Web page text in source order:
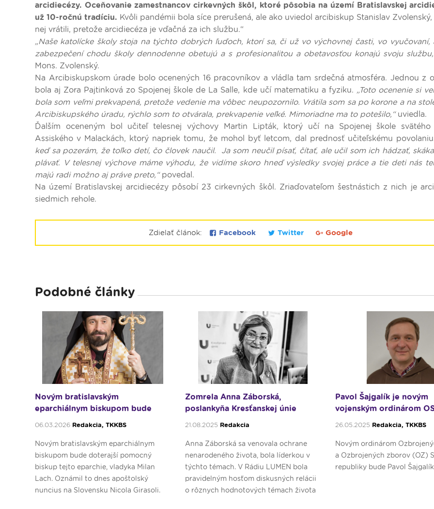
arcidiecézy. Oceňovanie zamestnancov cirkevných škôl, ktoré pôsobia na území Bratislavskej
už 10-ročnú tradíciu. Kvôli pandémii bola síce prerušená, ale ako uviedol arcibiskup Stanislav
nej vrátili, pretože arcidiecéza je vďačná za ich službu.“
„Naše katolícke školy stoja na týchto dobrých ľuďoch, ktorí sa, či už vo výchovnej časti, vo vyučovaní,
zabezpečení chodu školy dennodenne obetujú a s profesionalitou a obetavosťou konajú svoju
Mons. Zvolenský.
Na Arcibiskupskom úrade bolo ocenených 16 pracovníkov a vládla tam srdečná atmosféra. Jednou z
bola aj Zora Pajtinková zo Spojenej škole de La Salle, kde učí matematiku a fyziku. „Toto ocenenie si
bola som veľmi prekvapená, pretože vedenie ma vôbec neupozornilo. Vrátila som sa po korone a na
Arcibiskupského úradu, rýchlo som to otvárala, prekvapenie veľké. Mimoriadne ma to potešilo,“uviedla.
Ďalším oceneným bol učiteľ telesnej výchovy Martin Lipták, ktorý učí na Spojenej škole svätého
Assiského v Malackách, ktorý napriek tomu, že mohol byť letcom, dal prednosť učiteľskému
keď sa pozerám, že toľko detí, čo človek naučil. Ja som neučil písať, čítať, ale učil som ich hádzať,
plávať. V telesnej výchove máme výhodu, že vidíme skoro hneď výsledky svojej práce a tie deti nás
majú radi možno aj práve preto,“povedal.
Na území Bratislavskej arcidiecézy pôsobí 23 cirkevných škôl. Zriaďovateľom šestnástich z nich je
siedmich rehole.
Zdielať článok: Facebook Twitter Google
Podobné články
Novým bratislavským
eparchiálnym biskupom bude
06.03.2026 Redakcia, TKKBS
Novým bratislavským eparchiálnym
biskupom bude doterajší pomocný
biskup tejto eparchie, vladyka Milan
Lach. Oznámil to dnes apoštolský
nuncius na Slovensku Nicola Girasoli.
Zomrela Anna Záborská,
poslankyňa Kresťanskej únie
21.08.2025 Redakcia
Anna Záborská sa venovala ochrane
nenarodeného života, bola líderkou v
týchto témach. V Rádiu LUMEN bola
pravidelným hosťom diskusných relácii
o rôznych hodnotových témach života
Pavol Šajgalík je novým
vojenským ordinárom
26.05.2025 Redakcia, TKKBS
Novým ordinárom
a Ozbrojených zborov (OZ)
republiky bude Pavol